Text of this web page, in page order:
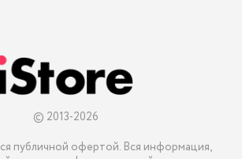
© 2013-2026
публичной офертой. Вся информация,